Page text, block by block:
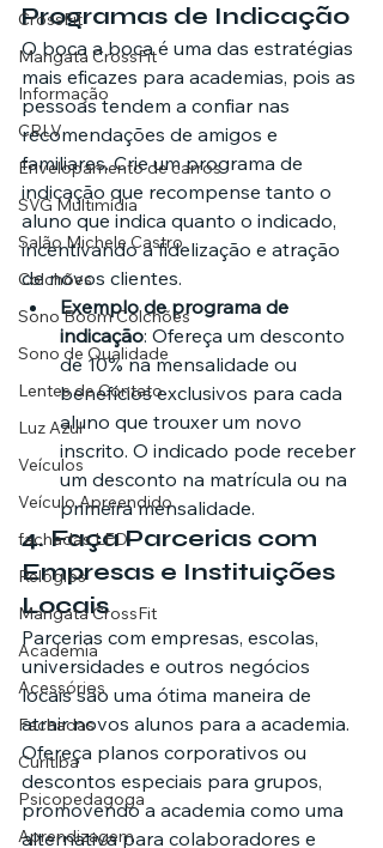
CrossFit
Mangata CrossFit
Informação
CRLV
Envelopamento de carros
SVG Multimídia
Salão Michele Castro
Colchões
Sono Boom Colchões
Sono de Qualidade
Lentes de Contato
Luz Azul
Veículos
Veículo Apreendido
fachadas LED
Relógios
Mangata CrossFit
Academia
Acessórios
Fachadas
Curitiba
Psicopedagoga
Aprendizagem
Programas de Indicação
O boca a boca é uma das estratégias
mais eficazes para academias, pois as
pessoas tendem a confiar nas
recomendações de amigos e
familiares. Crie um programa de
indicação que recompense tanto o
aluno que indica quanto o indicado,
incentivando a fidelização e atração
de novos clientes.
Exemplo de programa de
indicação: Ofereça um desconto
de 10% na mensalidade ou
benefícios exclusivos para cada
aluno que trouxer um novo
inscrito. O indicado pode receber
um desconto na matrícula ou na
primeira mensalidade.
4. Faça Parcerias com
Empresas e Instituições
Locais
Parcerias com empresas, escolas,
universidades e outros negócios
locais são uma ótima maneira de
atrair novos alunos para a academia.
Ofereça planos corporativos ou
descontos especiais para grupos,
promovendo a academia como uma
alternativa para colaboradores e